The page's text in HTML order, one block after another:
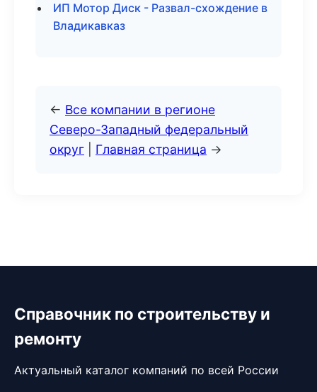
ИП Мотор Диск - Развал-схождение в
Владикавказ
← Все компании в регионе
Северо-Западный федеральный
округ
Главная страница →
Справочник по строительству и
ремонту
Актуальный каталог компаний по всей России